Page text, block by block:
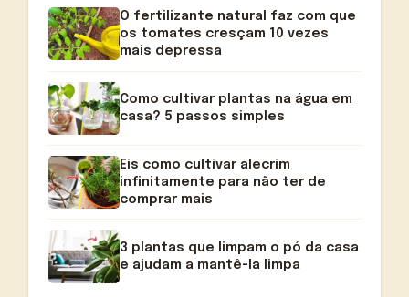
O fertilizante natural faz com que
os tomates cresçam 10 vezes
mais depressa
Como cultivar plantas na água em
casa? 5 passos simples
Eis como cultivar alecrim
infinitamente para não ter de
comprar mais
3 plantas que limpam o pó da casa
e ajudam a mantê-la limpa